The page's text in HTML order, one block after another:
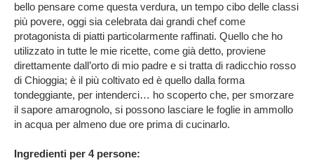
bello pensare come questa verdura, un tempo cibo delle classi
più povere, oggi sia celebrata dai grandi chef come
protagonista di piatti particolarmente raffinati. Quello che ho
utilizzato in tutte le mie ricette, come già detto, proviene
direttamente dall’orto di mio padre e si tratta di radicchio rosso
di Chioggia; è il più coltivato ed è quello dalla forma
tondeggiante, per intenderci… ho scoperto che, per smorzare
il sapore amarognolo, si possono lasciare le foglie in ammollo
in acqua per almeno due ore prima di cucinarlo.
Ingredienti per 4 persone: